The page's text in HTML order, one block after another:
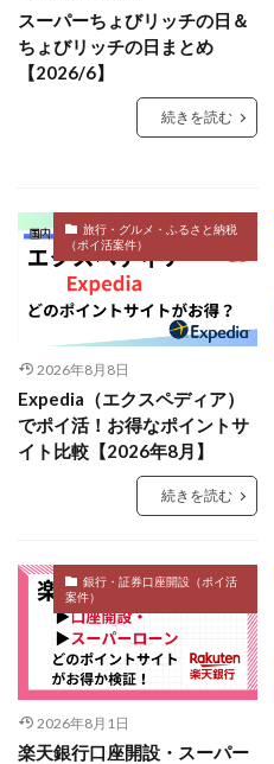
スーパーちょびリッチの日＆
ちょびリッチの日まとめ
【2026/6】
続きを読む
旅行・グルメ・ふるさと納税
（ポイ活案件）
2026年8月8日
Expedia（エクスペディア）
でポイ活！お得なポイントサ
イト比較【2026年8月】
続きを読む
銀行・証券口座開設（ポイ活
案件）
2026年8月1日
楽天銀行口座開設・スーパー